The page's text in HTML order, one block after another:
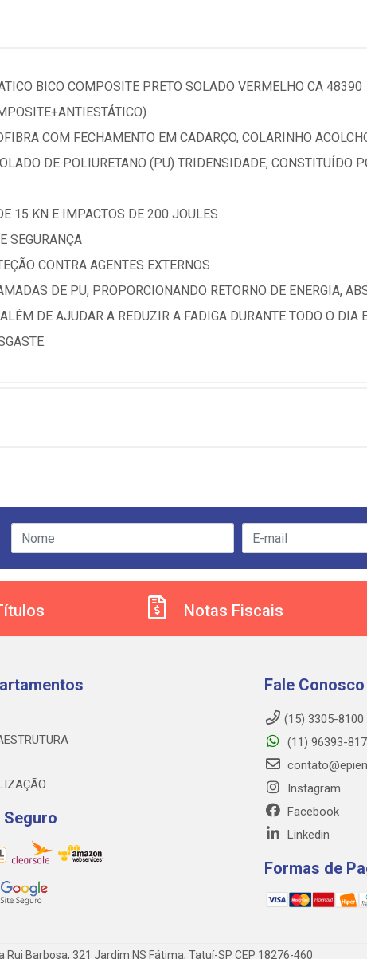
BICO COMPOSITE PRETO SOLADO VERMELHO CA 48390
COM FECHAMENTO EM CADARÇO, COLARINHO
DE POLIURETANO (PU) TRIDENSIDADE, CONSTITUÍDO
15 KN E IMPACTOS DE 200 JOULES
SEGURANÇA
CONTRA AGENTES EXTERNOS
DE PU, PROPORCIONANDO RETORNO DE ENERGIA,
DE AJUDAR A REDUZIR A FADIGA DURANTE TODO O DIA
Notas Fiscais
Seguro
Fale Conosco
(15) 3305-8100
(11) 96393-
Instagram
Facebook
Linkedin
Formas de
Rui Barbosa, 321 Jardim NS Fátima, Tatuí-SP CEP 18276-460